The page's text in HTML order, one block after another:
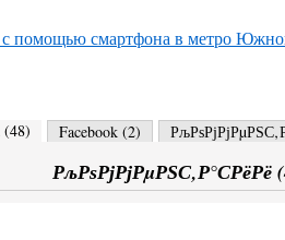
помощью смартфона в метро
(48) Facebook (2)
РљРѕРјРјРµРЅС‚Р°СРёРё (